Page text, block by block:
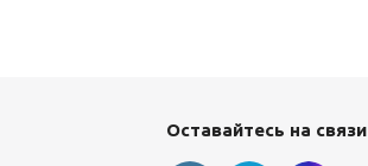
Оставайтесь на связи